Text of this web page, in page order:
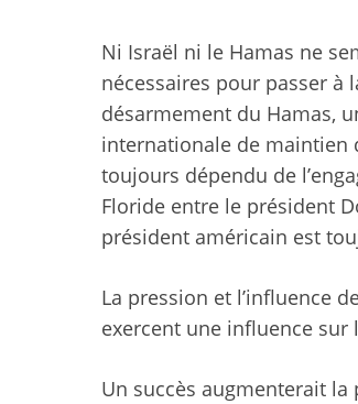
Ni Israël ni le Hamas ne
nécessaires pour passer à
désarmement du Hamas,
internationale de maintien
toujours dépendu de
Floride entre le président
président américain est
La pression et l’influence
exercent une influence sur
Un succès augmenterait